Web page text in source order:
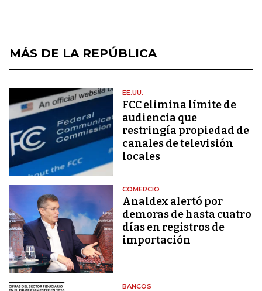
MÁS DE LA REPÚBLICA
EE.UU.
FCC elimina límite de
audiencia que
restringía propiedad de
canales de televisión
locales
COMERCIO
Analdex alertó por
demoras de hasta cuatro
días en registros de
importación
BANCOS